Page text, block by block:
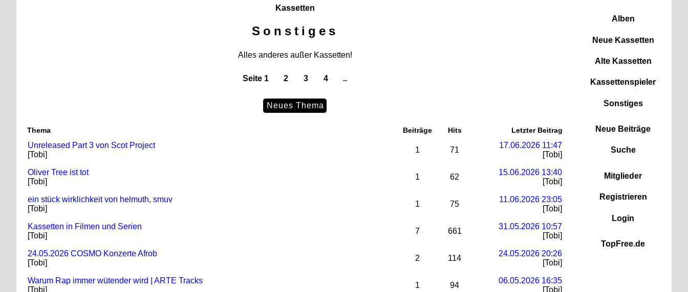
Kassetten
Sonstiges
Alles anderes außer Kassetten!
Seite 1 2 3 4 ..
Neues Thema
Thema Beiträge Hits Letzter Beitrag
Unreleased Part 3 von Scot Project
[Tobi]
1 71
17.06.2026 11:47
[Tobi]
Oliver Tree ist tot
[Tobi]
1 62
15.06.2026 13:40
[Tobi]
ein stück wirklichkeit von helmuth, smuv
[Tobi]
1 75
11.06.2026 23:05
[Tobi]
Kassetten in Filmen und Serien
[Tobi]
7 661
31.05.2026 10:57
[Tobi]
24.05.2026 COSMO Konzerte Afrob
[Tobi]
2 114
24.05.2026 20:26
[Tobi]
Warum Rap immer wütender wird | ARTE Tracks
[Tobi]
1 94
06.05.2026 16:35
[Tobi]
Alben
Neue Kassetten
Alte Kassetten
Kassettenspieler
Sonstiges
Neue Beiträge
Suche
Mitglieder
Registrieren
Login
TopFree.de